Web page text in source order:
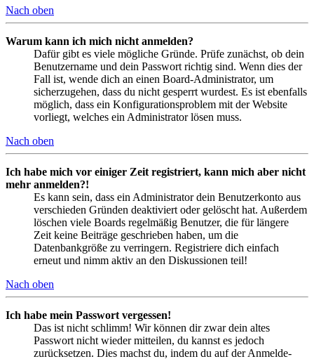
Nach oben
Warum kann ich mich nicht anmelden?
Dafür gibt es viele mögliche Gründe. Prüfe zunächst, ob dein
Benutzername und dein Passwort richtig sind. Wenn dies der
Fall ist, wende dich an einen Board-Administrator, um
sicherzugehen, dass du nicht gesperrt wurdest. Es ist ebenfalls
möglich, dass ein Konfigurationsproblem mit der Website
vorliegt, welches ein Administrator lösen muss.
Nach oben
Ich habe mich vor einiger Zeit registriert, kann mich aber nicht
mehr anmelden?!
Es kann sein, dass ein Administrator dein Benutzerkonto aus
verschieden Gründen deaktiviert oder gelöscht hat. Außerdem
löschen viele Boards regelmäßig Benutzer, die für längere
Zeit keine Beiträge geschrieben haben, um die
Datenbankgröße zu verringern. Registriere dich einfach
erneut und nimm aktiv an den Diskussionen teil!
Nach oben
Ich habe mein Passwort vergessen!
Das ist nicht schlimm! Wir können dir zwar dein altes
Passwort nicht wieder mitteilen, du kannst es jedoch
zurücksetzen. Dies machst du, indem du auf der Anmelde-